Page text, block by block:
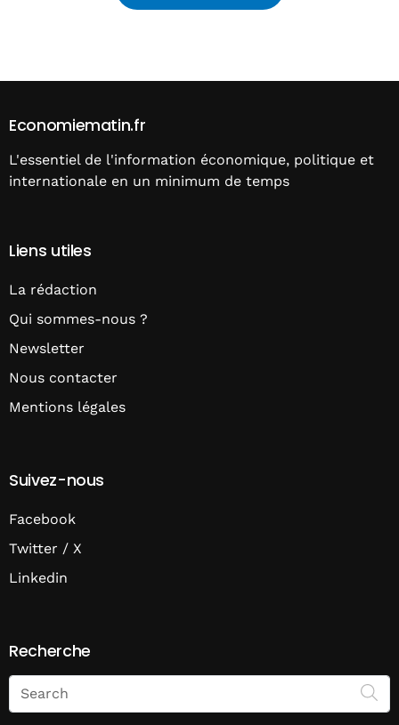
Economiematin.fr
L'essentiel de l'information économique, politique et
internationale en un minimum de temps
Liens utiles
La rédaction
Qui sommes-nous ?
Newsletter
Nous contacter
Mentions légales
Suivez-nous
Facebook
Twitter / X
Linkedin
Recherche
Search
on
Economie